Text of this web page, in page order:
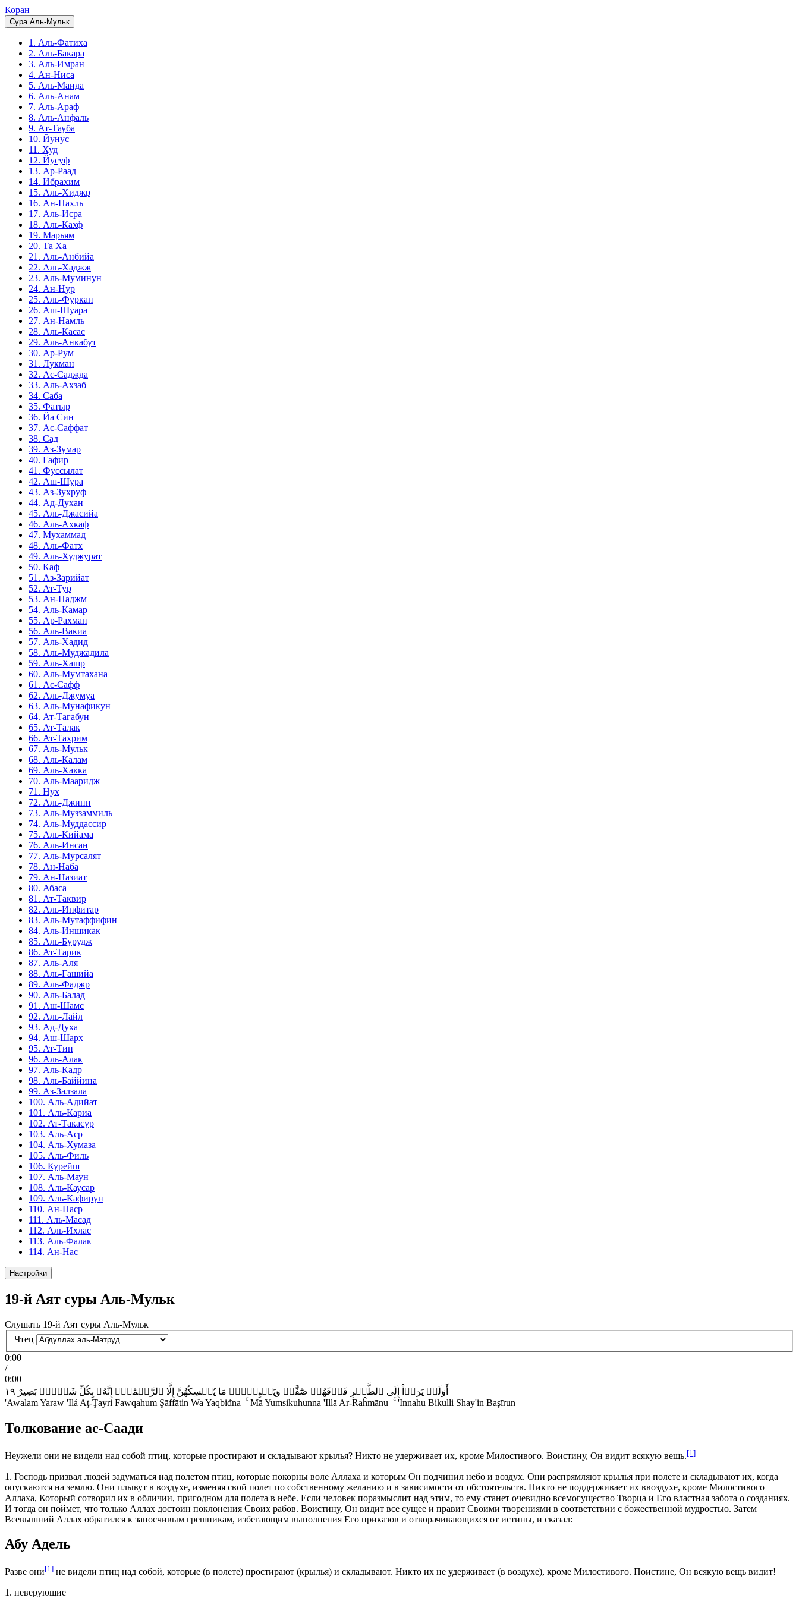
Коран
Сура Аль-Мульк
1. Аль-Фатиха
2. Аль-Бакара
3. Аль-Имран
4. Ан-Ниса
5. Аль-Маида
6. Аль-Анам
7. Аль-Араф
8. Аль-Анфаль
9. Ат-Тауба
10. Йунус
11. Худ
12. Йусуф
13. Ар-Раад
14. Ибрахим
15. Аль-Хиджр
16. Ан-Нахль
17. Аль-Исра
18. Аль-Кахф
19. Марьям
20. Та Ха
21. Аль-Анбийа
22. Аль-Хаджж
23. Аль-Муминун
24. Ан-Нур
25. Аль-Фуркан
26. Аш-Шуара
27. Ан-Намль
28. Аль-Касас
29. Аль-Анкабут
30. Ар-Рум
31. Лукман
32. Ас-Саджда
33. Аль-Ахзаб
34. Саба
35. Фатыр
36. Йа Син
37. Ас-Саффат
38. Сад
39. Аз-Зумар
40. Гафир
41. Фуссылат
42. Аш-Шура
43. Аз-Зухруф
44. Ад-Духан
45. Аль-Джасийа
46. Аль-Ахкаф
47. Мухаммад
48. Аль-Фатх
49. Аль-Худжурат
50. Каф
51. Аз-Зарийат
52. Ат-Тур
53. Ан-Наджм
54. Аль-Камар
55. Ар-Рахман
56. Аль-Вакиа
57. Аль-Хадид
58. Аль-Муджадила
59. Аль-Хашр
60. Аль-Мумтахана
61. Ас-Сафф
62. Аль-Джумуа
63. Аль-Мунафикун
64. Ат-Тагабун
65. Ат-Талак
66. Ат-Тахрим
67. Аль-Мульк
68. Аль-Калам
69. Аль-Хакка
70. Аль-Мааридж
71. Нух
72. Аль-Джинн
73. Аль-Муззаммиль
74. Аль-Муддассир
75. Аль-Кийама
76. Аль-Инсан
77. Аль-Мурсалят
78. Ан-Наба
79. Ан-Назиат
80. Абаса
81. Ат-Таквир
82. Аль-Инфитар
83. Аль-Мутаффифин
84. Аль-Иншикак
85. Аль-Бурудж
86. Ат-Тарик
87. Аль-Аля
88. Аль-Гашийа
89. Аль-Фаджр
90. Аль-Балад
91. Аш-Шамс
92. Аль-Лайл
93. Ад-Духа
94. Аш-Шарх
95. Ат-Тин
96. Аль-Алак
97. Аль-Кадр
98. Аль-Баййина
99. Аз-Залзала
100. Аль-Адийат
101. Аль-Кариа
102. Ат-Такасур
103. Аль-Аср
104. Аль-Хумаза
105. Аль-Филь
106. Курейш
107. Аль-Маун
108. Аль-Каусар
109. Аль-Кафирун
110. Ан-Наср
111. Аль-Масад
112. Аль-Ихлас
113. Аль-Фалак
114. Ан-Нас
Настройки
19-й Аят суры Аль-Мульк
Слушать 19-й Аят суры Аль-Мульк
Чтец
0:00
/
0:00
أَوَلَمۡ يَرَوۡاْ إِلَى ٱلطَّيۡرِ فَوۡقَهُمۡ صَٰٓفَّٰتٖ وَيَقۡبِضۡنَۚ مَا يُمۡسِكُهُنَّ إِلَّا ٱلرَّحۡمَٰنُۚ إِنَّهُۥ بِكُلِّ شَيۡءِۭ بَصِيرٌ
'Awalam Yaraw 'Ilá Aţ-Ţayri Fawqahum Şāffātin Wa Yaqbiđna ۚ Mā Yumsikuhunna 'Illā Ar-Raĥmānu ۚ 'Innahu Bikulli Shay'in Başīrun
Толкование ас-Саади
Неужели они не видели над собой птиц, которые простирают и складывают крылья? Никто не удерживает их, кроме Милостивого. Воистину, Он видит всякую вещь.[1]
1. Господь призвал людей задуматься над полетом птиц, которые покорны воле Аллаха и которым Он подчинил небо и воздух. Они распрямляют крылья при полете и складывают их, когда
опускаются на землю. Они плывут в воздухе, изменяя свой полет по собственному желанию и в зависимости от обстоятельств. Никто не поддерживает их ввоздухе, кроме Милостивого
Аллаха, Который сотворил их в обличии, пригодном для полета в небе. Если человек поразмыслит над этим, то ему станет очевидно всемогущество Творца и Его властная забота о созданиях.
И тогда он поймет, что только Аллах достоин поклонения Своих рабов. Воистину, Он видит все сущее и правит Своими творениями в соответствии с божественной мудростью. Затем
Всевышний Аллах обратился к заносчивым грешникам, избегающим выполнения Его приказов и отворачивающихся от истины, и сказал:
Абу Адель
Разве они[1] не видели птиц над собой, которые (в полете) простирают (крылья) и складывают. Никто их не удерживает (в воздухе), кроме Милостивого. Поистине, Он всякую вещь видит!
1. неверующие